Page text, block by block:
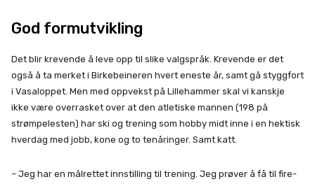
God formutvikling
Det blir krevende å leve opp til slike valgspråk. Krevende er det
også å ta merket i Birkebeineren hvert eneste år, samt gå styggfort
i Vasaloppet. Men med oppvekst på Lillehammer skal vi kanskje
ikke være overrasket over at den atletiske mannen (198 på
strømpelesten) har ski og trening som hobby midt inne i en hektisk
hverdag med jobb, kone og to tenåringer. Samt katt.
– Jeg har en målrettet innstilling til trening. Jeg prøver å få til fire-